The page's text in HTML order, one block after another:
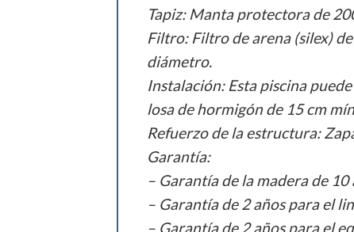
Tapiz: Manta protectora de
Filtro: Filtro de arena (silex)
diámetro.
Instalación: Esta piscina
losa de hormigón de 15 cm
Refuerzo de la estructura:
Garantía:
– Garantía de la madera de
– Garantía de 2 años para el
– Garantía de 2 años para el